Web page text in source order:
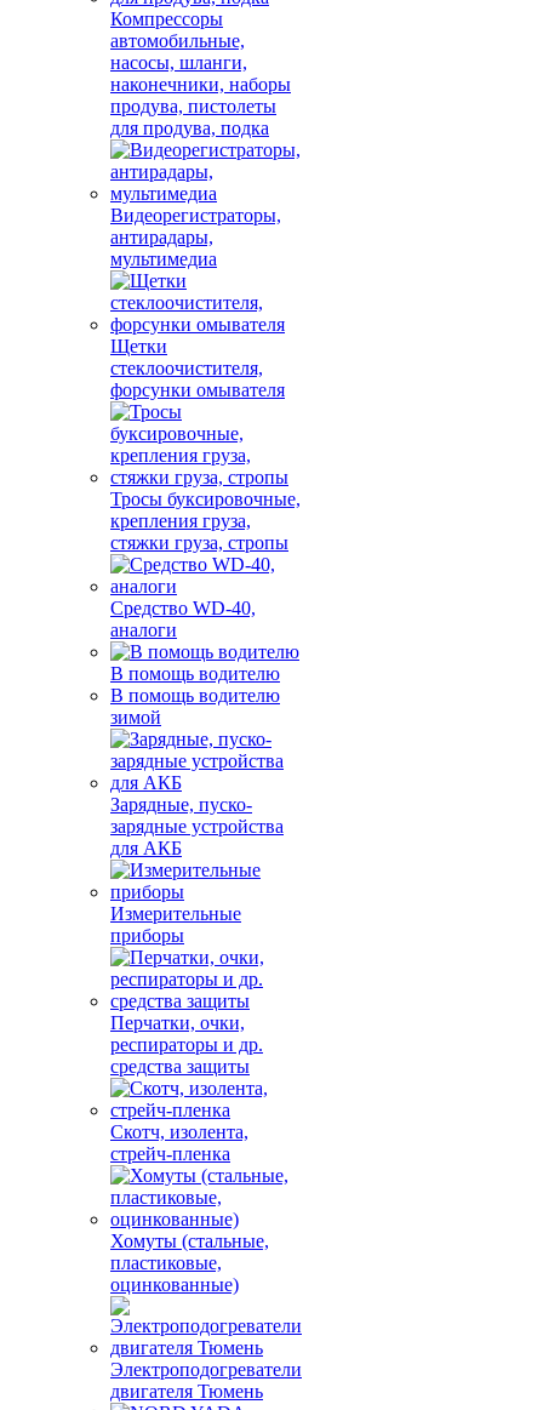
Компрессоры
автомобильные,
насосы, шланги,
наконечники, наборы
продува, пистолеты
для продува, подка
Видеорегистраторы,
антирадары,
мультимедиа
Щетки
стеклоочистителя,
форсунки омывателя
Тросы буксировочные,
крепления груза,
стяжки груза, стропы
Средство WD-40,
аналоги
В помощь водителю
В помощь водителю
зимой
Зарядные, пуско-
зарядные устройства
для АКБ
Измерительные
приборы
Перчатки, очки,
респираторы и др.
средства защиты
Скотч, изолента,
стрейч-пленка
Хомуты (стальные,
пластиковые,
оцинкованные)
Электроподогреватели
двигателя Тюмень